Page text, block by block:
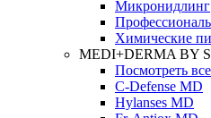
Микронидлинг
Химические
MEDI+DERMA BY
Посмотреть
C-Defense MD
Hylanses MD